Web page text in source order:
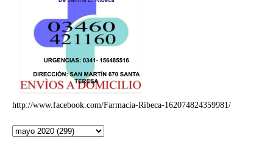
http://www.facebook.com/Farmacia-Ribeca-162074824359981/